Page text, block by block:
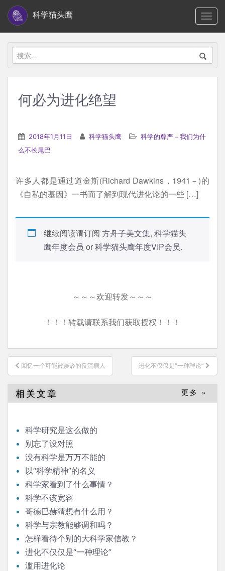
i
科学猫头鹰
搜
索：
何必为进化绝望
2018年1月11日 科学猫头鹰
科学的尊严－我们为什
么不长尾巴
许多人都是通过道金斯(Richard Dawkins，1941－)的
《自私的基因》一书而了解到现代进化论的一些 […]
继续阅读请订阅 方舟子美文集, 科学猫头
鹰年度会员 or科学猫头鹰年度VIP会员.
～～～欢迎转发～～～
！！！转载请联系我们获取授权！！！
文
章
导
航
回忆一个可能被误诊的反流病人 进化不仅仅是“一种理论”
相关文章 更多 »
科学研究是这么做的
别忘了设对照
没有科学是万万不能的
以“科学精神”的名义
科学家看到了什么事情？
科学不该宽容
哥德巴赫猜想有什么用？
科学与宗教能够调和吗？
怎样看待个别的大科学家信教？
进化不仅仅是“一种理论”
滥用进化论